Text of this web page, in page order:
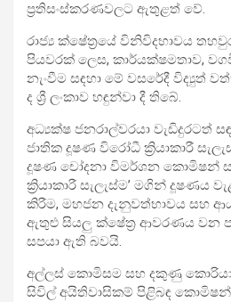
ප්‍රතිසංස්කරණවලට ඇතුළත් වේ.
රාජ්‍ය ක්ෂේත්‍රයේ විනිවිදභාවය
පියවරක් ලෙස, කාර්යක්ෂමතාව,
නැංවීම සඳහා මේ වසරේදී විද්‍යුත්
ද ශ්‍රී ලංකාව හඳුන්වා දී තිබේ.
අධ්‍යක්ෂ ජනරාල්වරයා වැඩිදුරටත්
ජාතික දූෂණ විරෝධී ක්‍රියාකාරී
දූෂණ චෝදනා විමර්ශන කොමිෂන්
ක්‍රියාකාරී සැලැස්ම’ මගින් දූෂණය
කිරීම, මහජන දැනුවත්භාවය සහ
ඇතුළු සියලු ක්ෂේත්‍ර ආවරණය වන
සපයා ඇති බවයි.
අල්ලස් කොමිසම සහ දකුණු
සිවිල් අයිතිවාසිකම් පිළිබඳ කොමිෂන්